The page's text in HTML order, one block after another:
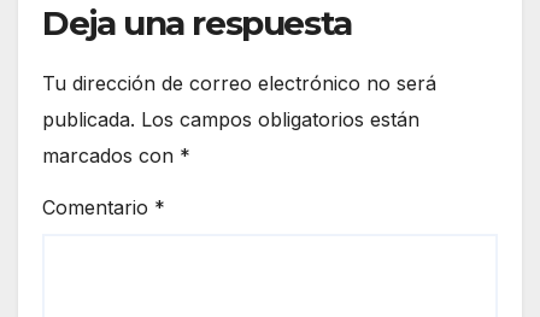
Deja una respuesta
Tu dirección de correo electrónico no será
publicada. Los campos obligatorios están
marcados con *
Comentario *